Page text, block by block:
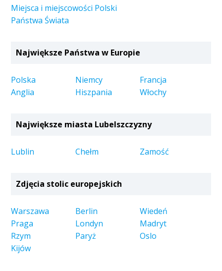
Miejsca i miejscowości Polski
Państwa Świata
Największe Państwa w Europie
Polska Niemcy
Francja
Anglia
Hiszpania Włochy
Największe miasta Lubelszczyzny
Lublin Chełm Zamość
Zdjęcia stolic europejskich
Warszawa Berlin
Wiedeń
Praga
Londyn
Madryt
Rzym
Paryż
Oslo
Kijów